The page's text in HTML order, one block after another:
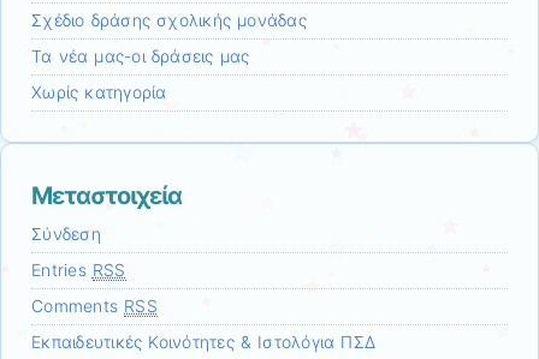
Σχέδιο δράσης σχολικής μονάδας
Τα νέα μας-οι δράσεις μας
Χωρίς κατηγορία
Μεταστοιχεία
Σύνδεση
Entries RSS
Comments RSS
Εκπαιδευτικές Κοινότητες & Ιστολόγια ΠΣΔ